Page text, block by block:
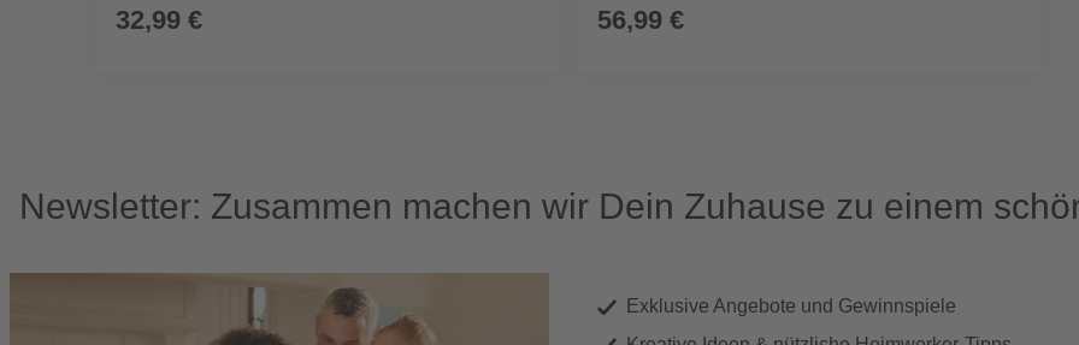
32,99 € 56,99 €
Newsletter: Zusammen machen wir Dein Zuhause zu einem
Exklusive Angebote und Gewinnspiele